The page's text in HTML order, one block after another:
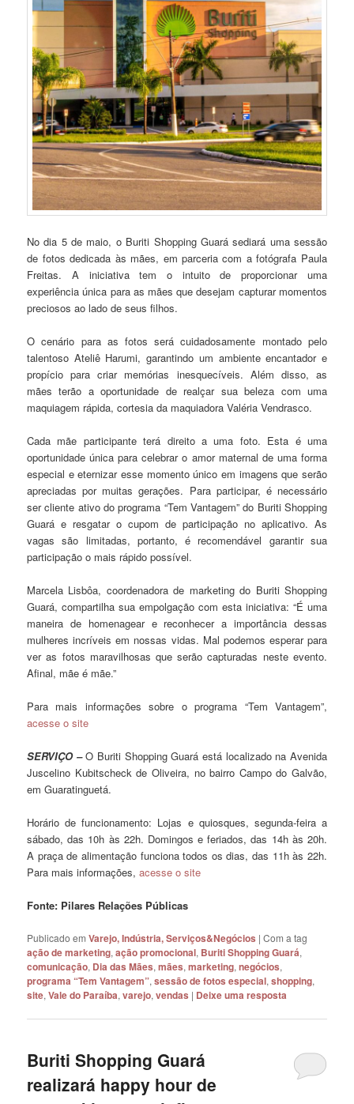
No dia 5 de maio, o Buriti Shopping Guará sediará uma sessão
de fotos dedicada às mães, em parceria com a fotógrafa Paula
Freitas. A iniciativa tem o intuito de proporcionar uma
experiência única para as mães que desejam capturar momentos
preciosos ao lado de seus filhos.
O cenário para as fotos será cuidadosamente montado pelo
talentoso Ateliê Harumi, garantindo um ambiente encantador e
propício para criar memórias inesquecíveis. Além disso, as
mães terão a oportunidade de realçar sua beleza com uma
maquiagem rápida, cortesia da maquiadora Valéria Vendrasco.
Cada mãe participante terá direito a uma foto. Esta é uma
oportunidade única para celebrar o amor maternal de uma forma
especial e eternizar esse momento único em imagens que serão
apreciadas por muitas gerações. Para participar, é necessário
ser cliente ativo do programa “Tem Vantagem” do Buriti Shopping
Guará e resgatar o cupom de participação no aplicativo. As
vagas são limitadas, portanto, é recomendável garantir sua
participação o mais rápido possível.
Marcela Lisbôa, coordenadora de marketing do Buriti Shopping
Guará, compartilha sua empolgação com esta iniciativa: “É uma
maneira de homenagear e reconhecer a importância dessas
mulheres incríveis em nossas vidas. Mal podemos esperar para
ver as fotos maravilhosas que serão capturadas neste evento.
Afinal, mãe é mãe.”
Para mais informações sobre o programa “Tem Vantagem”,
acesse o site
SERVIÇO –O Buriti Shopping Guará está localizado na Avenida
Juscelino Kubitscheck de Oliveira, no bairro Campo do Galvão,
em Guaratinguetá.
Horário de funcionamento: Lojas e quiosques, segunda-feira a
sábado, das 10h às 22h. Domingos e feriados, das 14h às 20h.
A praça de alimentação funciona todos os dias, das 11h às 22h.
Para mais informações,acesse o site
Fonte: Pilares Relações Públicas
Publicado em Varejo, Indústria, Serviços&Negócios |Com a tag
ação de marketing,ação promocional, Buriti Shopping Guará,
comunicação, Dia das Mães,mães,marketing,negócios,
programa “Tem Vantagem”,sessão de fotos especial,shopping,
site,Vale do Paraíba,varejo,vendas | Deixe uma resposta
Buriti Shopping Guará
realizará happy hour de